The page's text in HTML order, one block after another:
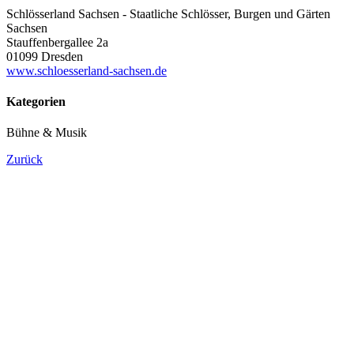
Schlösserland Sachsen - Staatliche Schlösser, Burgen und Gärten
Sachsen
Stauffenbergallee 2a
01099 Dresden
www.schloesserland-sachsen.de
Kategorien
Bühne & Musik
Zurück